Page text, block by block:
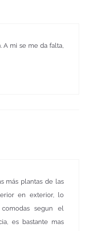
A mi se me da falta,
más plantas de las
en exterior, lo
segun el
es bastante mas